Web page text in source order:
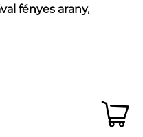
fényes arany,